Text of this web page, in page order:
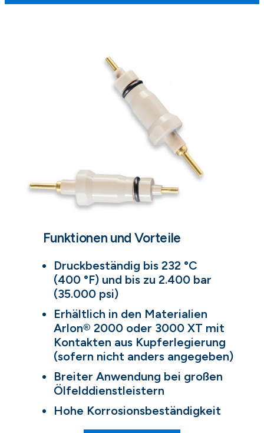
Funktionen und Vorteile
Druckbeständig bis 232 °C
(400 °F) und bis zu 2.400 bar
(35.000 psi)
Erhältlich in den Materialien
Arlon® 2000 oder 3000 XT mit
Kontakten aus Kupferlegierung
(sofern nicht anders angegeben)
Breiter Anwendung bei großen
Ölfelddienstleistern
Hohe Korrosionsbeständigkeit